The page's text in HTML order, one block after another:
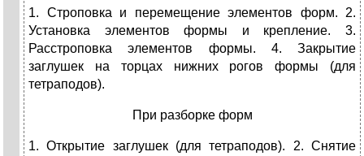
1. Строповка и перемещение элементов форм. 2.
Установка элементов формы и крепление. 3.
Расстроповка элементов формы. 4. Закрытие
заглушек на торцах нижних рогов формы (для
тетраподов).
При разборке форм
1. Открытие заглушек (для тетраподов). 2. Снятие